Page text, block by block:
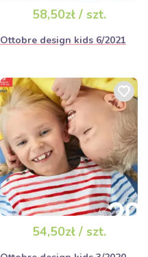
za 3 dni
58,50zł / szt.
Ottobre design kids 6/2021
54,50zł / szt.